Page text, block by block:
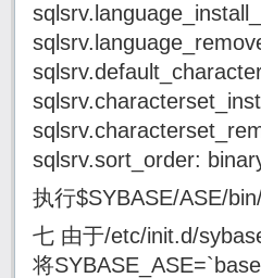
sqlsrv.sort_order:
执行$SYBASE/ASE/
七 由于/etc/init.d/
将